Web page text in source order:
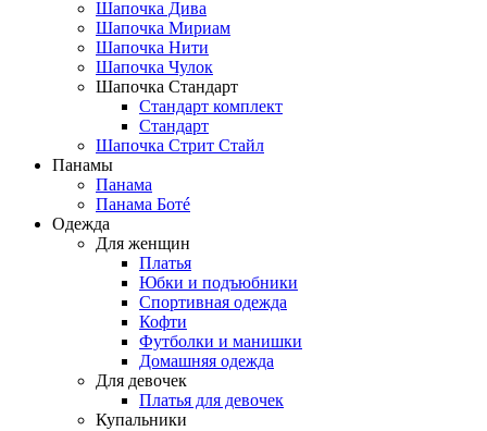
Шапочка Дива
Шапочка Мириам
Шапочка Нити
Шапочка Чулок
Шапочка Стандарт
Стандарт комплект
Стандарт
Шапочка Стрит Стайл
Панамы
Панама
Панама Ботé
Одежда
Для женщин
Платья
Юбки и подъюбники
Спортивная одежда
Кофти
Футболки и манишки
Домашняя одежда
Для девочек
Платья для девочек
Купальники